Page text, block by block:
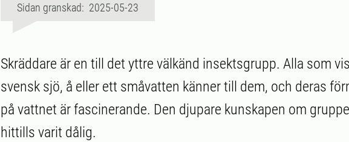
Sidan granskad: 2025-05-23
Skräddare är en till det yttre välkänd insektsgrupp. Alla som
svensk sjö, å eller ett småvatten känner till dem, och deras
på vattnet är fascinerande. Den djupare kunskapen om
hittills varit dålig.